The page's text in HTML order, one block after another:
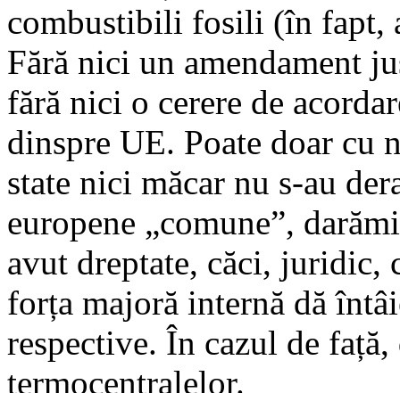
combustibili fosili (în fapt,
Fără nici un amendament
fără nici o cerere de
dinspre UE. Poate doar cu
state nici măcar nu s-au
europene „comune”,
avut dreptate, căci, juridic,
forța majoră internă dă
respective. În cazul de
termocentralelor.